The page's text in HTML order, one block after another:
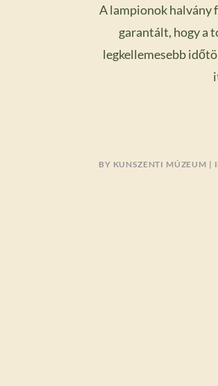
A lampionok halvány
garantált, hogy a
legkellemesebb
BY KUNSZENTI MÚZEUM